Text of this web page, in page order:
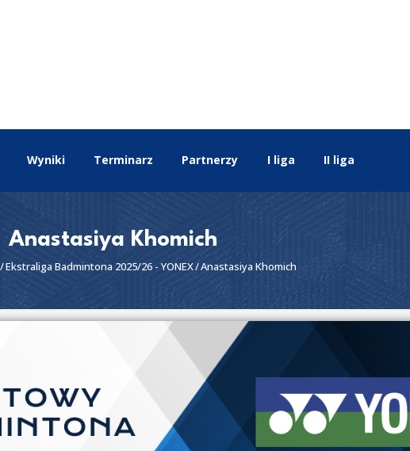
Wyniki Terminarz Partnerzy I liga II liga
Anastasiya Khomich
Ekstraliga Badmintona 2025/26 - YONEX Anastasiya Khomich